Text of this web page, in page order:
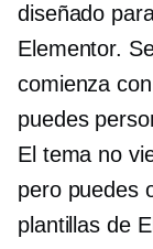
diseñado
Elementor.
comienza
puedes
El tema no
pero puedes
plantillas de